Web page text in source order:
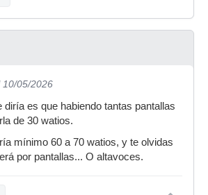
10/05/2026
diría es que habiendo tantas pantallas
de 30 watios.
mínimo 60 a 70 watios, y te olvidas
por pantallas... O altavoces.